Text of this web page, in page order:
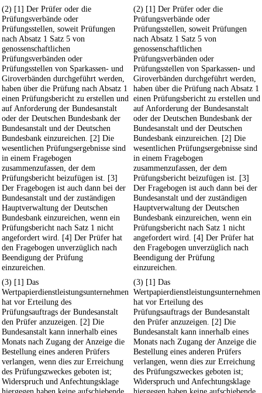
(2) [1] Der Prüfer oder die
Prüfungsverbände oder
Prüfungsstellen, soweit Prüfungen
nach Absatz 1 Satz 5 von
genossenschaftlichen
Prüfungsverbänden oder
Prüfungsstellen von Sparkassen- und
Giroverbänden durchgeführt werden,
haben über die Prüfung nach Absatz 1
einen Prüfungsbericht zu erstellen und
auf Anforderung der Bundesanstalt
oder der Deutschen Bundesbank der
Bundesanstalt und der Deutschen
Bundesbank einzureichen. [2] Die
wesentlichen Prüfungsergebnisse sind
in einem Fragebogen
zusammenzufassen, der dem
Prüfungsbericht beizufügen ist. [3]
Der Fragebogen ist auch dann bei der
Bundesanstalt und der zuständigen
Hauptverwaltung der Deutschen
Bundesbank einzureichen, wenn ein
Prüfungsbericht nach Satz 1 nicht
angefordert wird. [4] Der Prüfer hat
den Fragebogen unverzüglich nach
Beendigung der Prüfung
einzureichen.
(2) [1] Der Prüfer oder die
Prüfungsverbände oder
Prüfungsstellen, soweit Prüfungen
nach Absatz 1 Satz 5 von
genossenschaftlichen
Prüfungsverbänden oder
Prüfungsstellen von Sparkassen- und
Giroverbänden durchgeführt werden,
haben über die Prüfung nach Absatz 1
einen Prüfungsbericht zu erstellen und
auf Anforderung der Bundesanstalt
oder der Deutschen Bundesbank der
Bundesanstalt und der Deutschen
Bundesbank einzureichen. [2] Die
wesentlichen Prüfungsergebnisse sind
in einem Fragebogen
zusammenzufassen, der dem
Prüfungsbericht beizufügen ist. [3]
Der Fragebogen ist auch dann bei der
Bundesanstalt und der zuständigen
Hauptverwaltung der Deutschen
Bundesbank einzureichen, wenn ein
Prüfungsbericht nach Satz 1 nicht
angefordert wird. [4] Der Prüfer hat
den Fragebogen unverzüglich nach
Beendigung der Prüfung
einzureichen.
(3) [1] Das
Wertpapierdienstleistungsunternehmen
hat vor Erteilung des
Prüfungsauftrags der Bundesanstalt
den Prüfer anzuzeigen. [2] Die
Bundesanstalt kann innerhalb eines
Monats nach Zugang der Anzeige die
Bestellung eines anderen Prüfers
verlangen, wenn dies zur Erreichung
des Prüfungszweckes geboten ist;
Widerspruch und Anfechtungsklage
(3) [1] Das
Wertpapierdienstleistungsunternehmen
hat vor Erteilung des
Prüfungsauftrags der Bundesanstalt
den Prüfer anzuzeigen. [2] Die
Bundesanstalt kann innerhalb eines
Monats nach Zugang der Anzeige die
Bestellung eines anderen Prüfers
verlangen, wenn dies zur Erreichung
des Prüfungszweckes geboten ist;
Widerspruch und Anfechtungsklage